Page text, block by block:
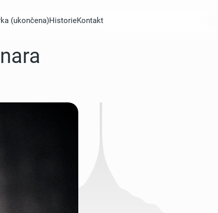
(ukončena)HistorieKontakt